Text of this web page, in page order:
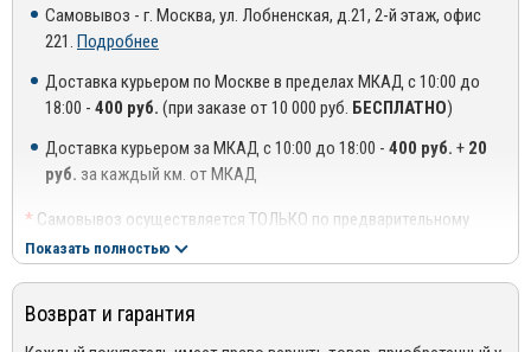
материалов позволяет создавать качественные изделия,
отвечающие международным стандартам и нормам. Благодаря
отношения с ведущими автосалонами столицы и регионов.
Эстетичность – изделия создаются с учетом современных
Прочность – нержавеющая сталь высшего класса способна
выдерживать значительные механические и
Износостойкость – аксессуары не боятся воздействия
Самовывоз - г. Москва, ул. Лобненская, д.21, 2-й этаж, офис
221. Подробнее
Доставка курьером по Москве в пределах МКАД с 10:00 до
18:00 - 400 руб. (при заказе от 10 000 руб. БЕСПЛАТНО)
Доставка курьером за МКАД с 10:00 до 18:00 - 400 руб. + 20
руб. за каждый км. от МКАД
* Самовывоз осуществляется ТОЛЬКО по предварительному
согласованию с менеджером!
проходная ТЦ или БЦ).
Показать полностью
Возврат и гарантия